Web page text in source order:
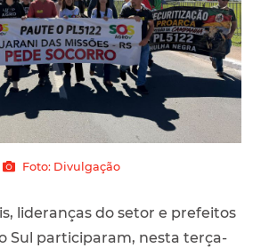
Foto: Divulgação
lideranças do setor e prefeitos
Sul participaram, nesta terça-